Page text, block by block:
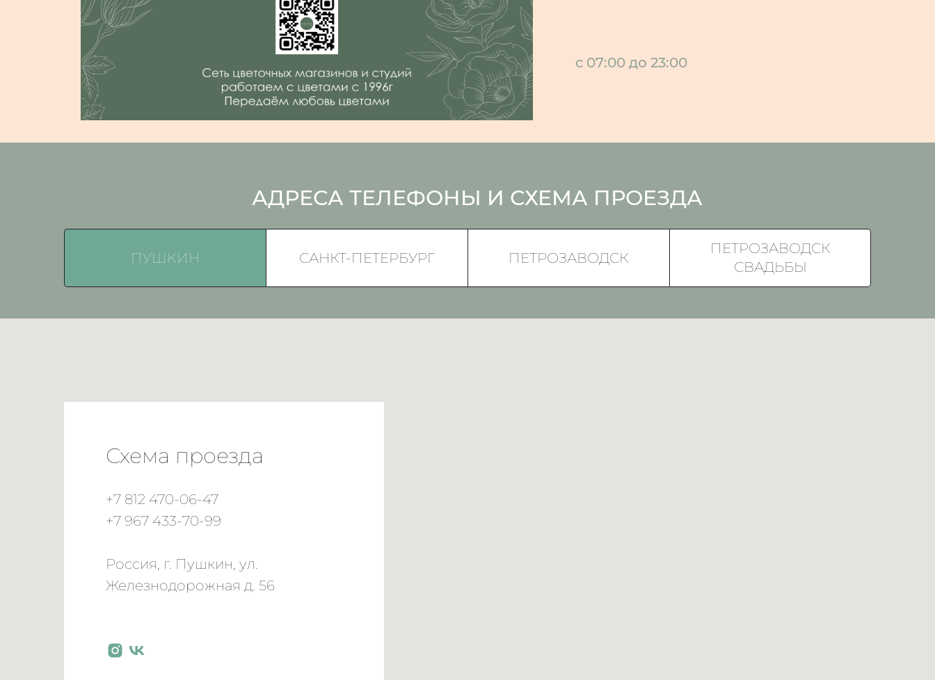
АДРЕСА ТЕЛЕФОНЫ И СХЕМА ПРОЕЗДА
с 07:00 до 23:00
ПУШКИН САНКТ-ПЕТЕРБУРГ ПЕТРОЗАВОДСК
ПЕТРОЗАВОДСК
СВАДЬБЫ
Схема проезда
+7 812 470-06-47
+7 967 433-70-99
Россия, г. Пушкин, ул.
Железнодорожная д. 56